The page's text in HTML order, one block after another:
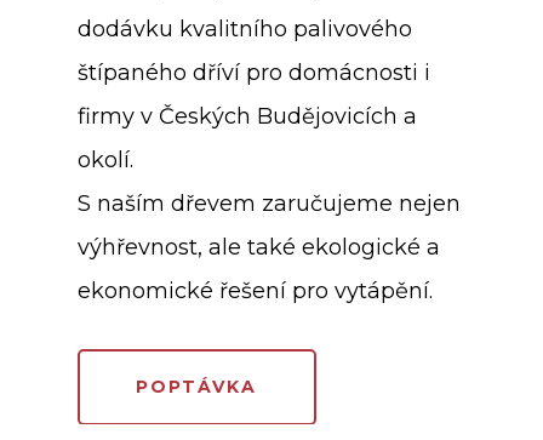
dodávku kvalitního palivového
štípaného dříví pro domácnosti i
firmy v Českých Budějovicích a
okolí.
S naším dřevem zaručujeme nejen
výhřevnost, ale také ekologické a
ekonomické řešení pro vytápění.
POPTÁVKA